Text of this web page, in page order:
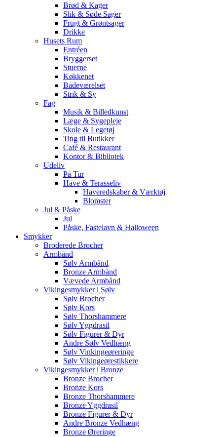
Brød & Kager
Slik & Søde Sager
Frugt & Grøntsager
Drikke
Husets Rum
Entréen
Bryggerset
Stuerne
Køkkenet
Badeværelset
Strik & Sy
Fag
Musik & Billedkunst
Læge & Sygepleje
Skole & Legetøj
Ting til Butikker
Café & Restaurant
Kontor & Bibliotek
Udeliv
På Tur
Have & Terasseliv
Haveredskaber & Værktøj
Blomster
Jul & Påske
Jul
Påske, Fastelavn & Halloween
Smykker
Broderede Brocher
Armbånd
Sølv Armbånd
Bronze Armbånd
Vævede Armbånd
Vikingesmykker i Sølv
Sølv Brocher
Sølv Kors
Sølv Thorshammere
Sølv Yggdrasil
Sølv Figurer & Dyr
Andre Sølv Vedhæng
Sølv Vinkingeøreringe
Sølv Vikingeørestikkere
Vikingesmykker i Bronze
Bronze Brocher
Bronze Kors
Bronze Thorshammere
Bronze Yggdrasil
Bronze Figurer & Dyr
Andre Bronze Vedhæng
Bronze Øreringe